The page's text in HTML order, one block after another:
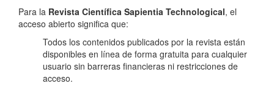
Para la Revista Científica Sapientia Technological, el
acceso abierto significa que:
Todos los contenidos publicados por la revista están
disponibles en línea de forma gratuita para cualquier
usuario sin barreras financieras ni restricciones de
acceso.